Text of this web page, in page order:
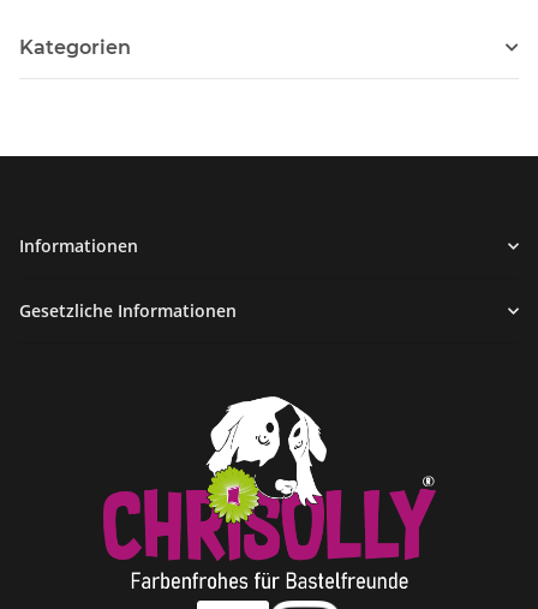
Kategorien
Informationen
Gesetzliche Informationen